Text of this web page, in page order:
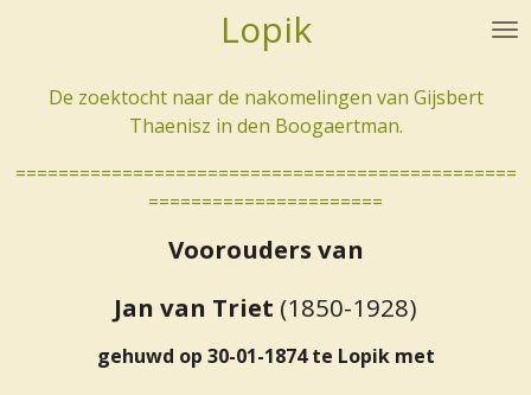
Lopik
De zoektocht naar de nakomelingen van Gijsbert
Thaenisz in den Boogaertman.
===============================================
======================
Voorouders van
Jan van Triet (1850-1928)
gehuwd op 30-01-1874 te Lopik met